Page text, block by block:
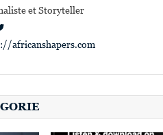
et Storyteller
africanshapers.com